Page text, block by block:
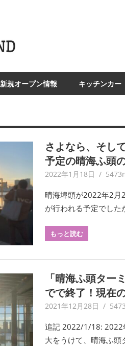
新規オープン情報 キッチンカー
さよなら、そし
予定の晴海ふ頭
2022年1月18日
晴海埠頭が2022年2月
が行われる予定でした
もっと読む
「晴海ふ頭ター
でで終了！現在
2021年12月28日
追記 2022/1/18: 2022
大をうけて、晴海ふ頭